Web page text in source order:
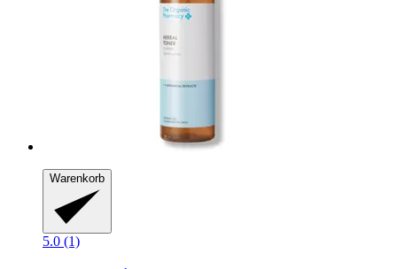
Warenkorb
5.0 (1)